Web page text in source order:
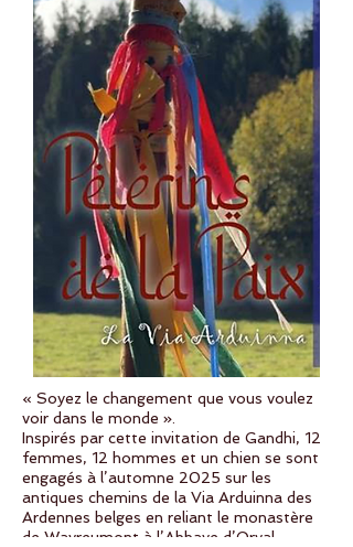
« Soyez le changement que vous voulez
voir dans le monde ».
Inspirés par cette invitation de Gandhi, 12
femmes, 12 hommes et un chien se sont
engagés à l’automne 2025 sur les
antiques chemins de la Via Arduinna des
Ardennes belges en reliant le monastère
de Wavreumont à l’Abbaye d’Orval.